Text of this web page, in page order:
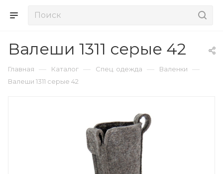
Валеши 1311 серые 42
Главная — Каталог — Спец. одежда — Валенки —
Валеши 1311 серые 42